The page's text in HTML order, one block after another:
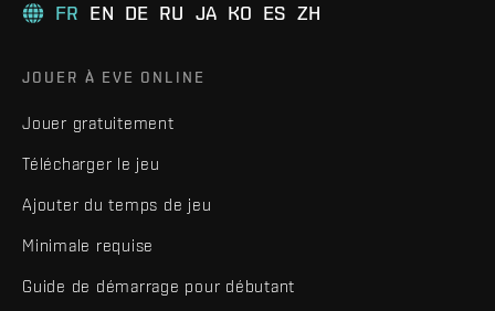
FR EN DE RU JA KO ES ZH
JOUER À EVE ONLINE
Jouer gratuitement
Télécharger le jeu
Ajouter du temps de jeu
Minimale requise
Guide de démarrage pour débutant